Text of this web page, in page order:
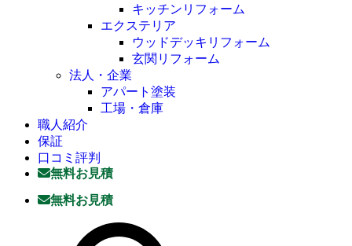
キッチンリフォーム
エクステリア
ウッドデッキリフォーム
玄関リフォーム
法人・企業
アパート塗装
工場・倉庫
職人紹介
保証
口コミ評判
無料お見積
無料お見積